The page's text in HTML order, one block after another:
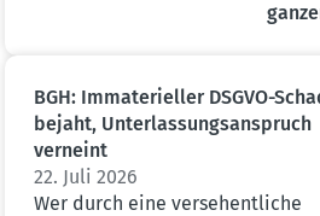
BGH: Immate­ri­eller DSGVO-
bejaht, Unter­las­sungs­an­spruch
verneint
22. Juli 2026
Wer durch eine versehentliche